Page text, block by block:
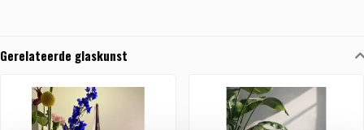
Gerelateerde glaskunst